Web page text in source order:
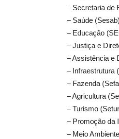
– Secretaria de
– Saúde
– Educação
– Justiça e
– Assistência e
– Infraestrutura
– Fazenda
– Agricultura
– Turismo
– Promoção da
– Meio